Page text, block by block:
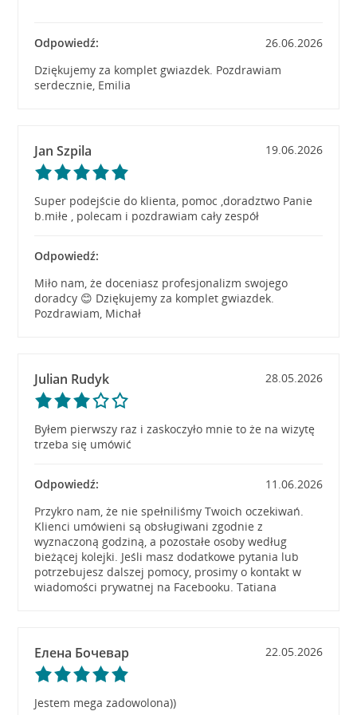
Odpowiedź:
26.06.2026
Dziękujemy za komplet gwiazdek. Pozdrawiam
serdecznie, Emilia
Jan Szpila 19.06.2026
Super podejście do klienta, pomoc ,doradztwo Panie
b.miłe , polecam i pozdrawiam cały zespół
Odpowiedź:
Miło nam, że doceniasz profesjonalizm swojego
doradcy 😊 Dziękujemy za komplet gwiazdek.
Pozdrawiam, Michał
Julian Rudyk 28.05.2026
Byłem pierwszy raz i zaskoczyło mnie to że na wizytę
trzeba się umówić
Odpowiedź:
11.06.2026
Przykro nam, że nie spełniliśmy Twoich oczekiwań.
Klienci umówieni są obsługiwani zgodnie z
wyznaczoną godziną, a pozostałe osoby według
bieżącej kolejki. Jeśli masz dodatkowe pytania lub
potrzebujesz dalszej pomocy, prosimy o kontakt w
wiadomości prywatnej na Facebooku. Tatiana
Елена Бочевар 22.05.2026
Jestem mega zadowolona))